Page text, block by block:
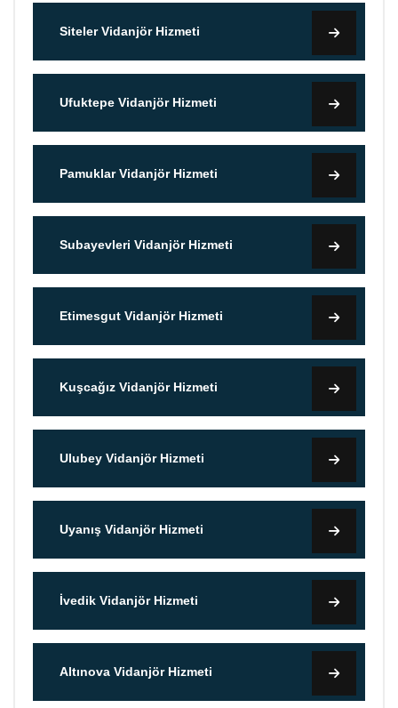
Siteler Vidanjör Hizmeti
Ufuktepe Vidanjör Hizmeti
Pamuklar Vidanjör Hizmeti
Subayevleri Vidanjör Hizmeti
Etimesgut Vidanjör Hizmeti
Kuşcağız Vidanjör Hizmeti
Ulubey Vidanjör Hizmeti
Uyanış Vidanjör Hizmeti
İvedik Vidanjör Hizmeti
Altınova Vidanjör Hizmeti